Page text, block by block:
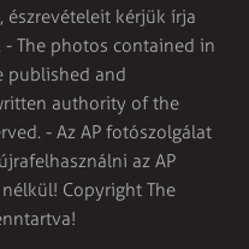
észrevételeit kérjük írja
. - The photos contained in
published and
authority of the
- Az AP fotószolgálat
az AP
Copyright The